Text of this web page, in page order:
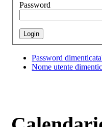
Password
Password
Nome utente